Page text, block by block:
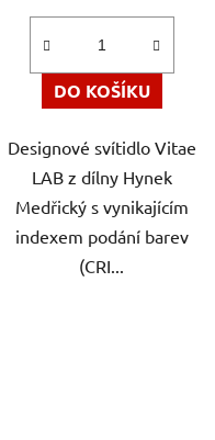
DO KOŠÍKU
Designové svítidlo Vitae
LAB z dílny Hynek
Medřický s vynikajícím
indexem podání barev
(CRI...